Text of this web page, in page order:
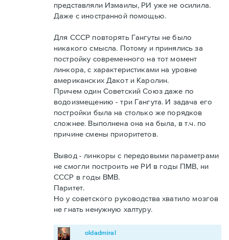
представляли Измаилы, РИ уже не осилила.
Даже с иностранной помощью.
Для СССР повторять Гангуты не было
никакого смысла. Потому и принялись за
постройку современного на тот момент
линкора, с характеристиками на уровне
американских Дакот и Каролин.
Причем один Советский Союз даже по
водоизмещению - три Гангута. И задача его
постройки была на столько же порядков
сложнее. Выполнена она на была, в т.ч. по
причине смены приоритетов.
Вывод - линкоры с передовыми параметрами
не смогли построить не РИ в годы ПМВ, ни
СССР в годы ВМВ.
Паритет.
Но у советского руководства хватило мозгов
не гнать ненужную халтуру.
oldadmiral